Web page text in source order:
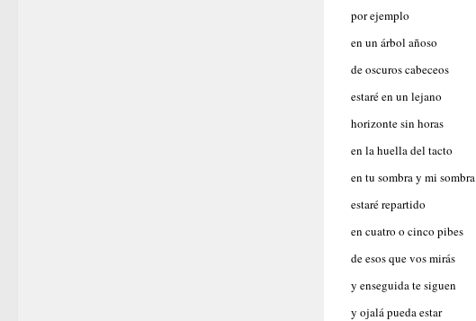
por ejemplo
en un árbol añoso
de oscuros cabeceos
estaré en un lejano
horizonte sin horas
en la huella del tacto
en tu sombra y mi sombra
estaré repartido
en cuatro o cinco pibes
de esos que vos mirás
y enseguida te siguen
y ojalá pueda estar